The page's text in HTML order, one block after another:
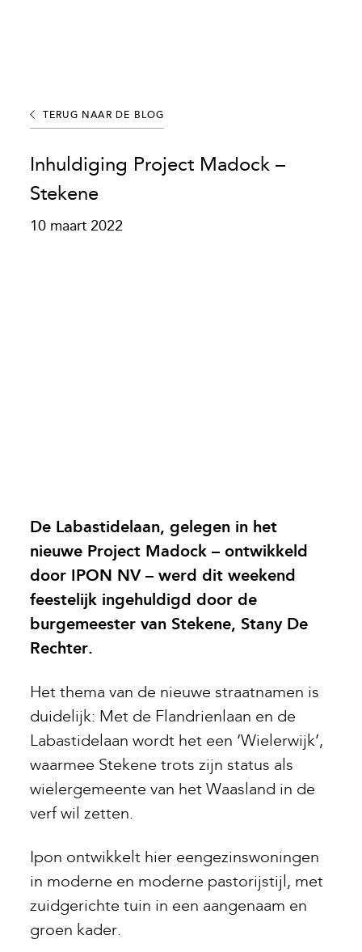
TERUG NAAR DE BLOG
Inhuldiging Project Madock –
Stekene
10 maart 2022
De Labastidelaan, gelegen in het
nieuwe Project Madock – ontwikkeld
door IPON NV – werd dit weekend
feestelijk ingehuldigd door de
burgemeester van Stekene, Stany De
Rechter.
Het thema van de nieuwe straatnamen is
duidelijk: Met de Flandrienlaan en de
Labastidelaan wordt het een ‘Wielerwijk’,
waarmee Stekene trots zijn status als
wielergemeente van het Waasland in de
verf wil zetten.
Ipon ontwikkelt hier eengezinswoningen
in moderne en moderne pastorijstijl, met
zuidgerichte tuin in een aangenaam en
groen kader.